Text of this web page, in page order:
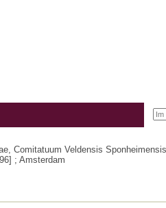
Comitatuum Veldensis
; Amsterdam